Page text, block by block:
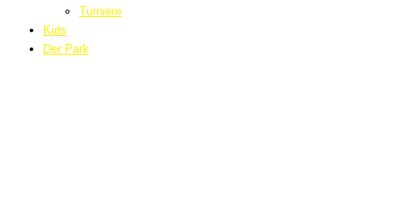
Turniere
Kids
Der Park